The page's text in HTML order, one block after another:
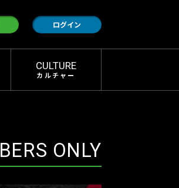
ログイン
CULTURE
カルチャー
ONLY